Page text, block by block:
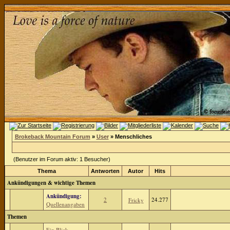
Brokeback Mountain Forum » User» Menschliches
(Benutzer im Forum aktiv: 1 Besucher)
Thema
Antworten Autor Hits
Ankündigungen & wichtige Themen
Ankündigung:
Quellenangaben
2 Fricky 24.277
Themen